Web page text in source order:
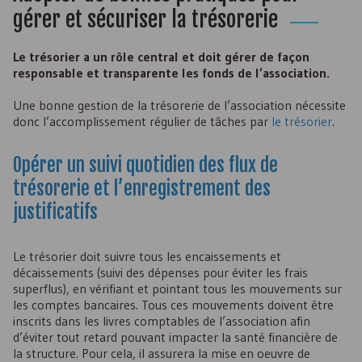
gérer et sécuriser la trésorerie
Le trésorier a un rôle central et doit gérer de façon
responsable et transparente les fonds de l’association.
Une bonne gestion de la trésorerie de l’association nécessite
donc l’accomplissement régulier de tâches par le trésorier.
Opérer un suivi quotidien des flux de
trésorerie et l’enregistrement des
justificatifs
Le trésorier doit suivre tous les encaissements et
décaissements (suivi des dépenses pour éviter les frais
superflus), en vérifiant et pointant tous les mouvements sur
les comptes bancaires. Tous ces mouvements doivent être
inscrits dans les livres comptables de l’association afin
d’éviter tout retard pouvant impacter la santé financière de
la structure. Pour cela, il assurera la mise en oeuvre de